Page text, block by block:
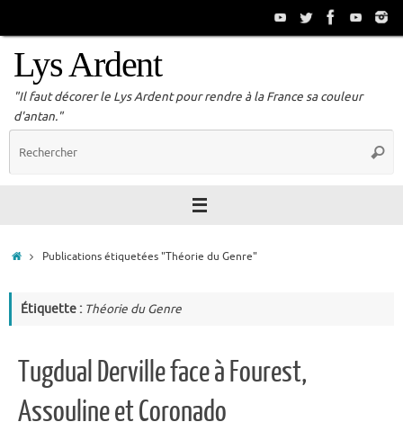
Lys Ardent
"Il faut décorer le Lys Ardent pour rendre à la France sa couleur
d'antan."
AccueilPublications étiquetées "Théorie du Genre"
Étiquette : Théorie du Genre
Tugdual Derville face à Fourest,
Assouline et Coronado